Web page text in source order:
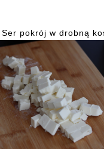
Ser pokrój w drobną